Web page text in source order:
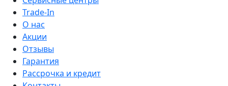
Trade-In
О нас
Акции
Отзывы
Гарантия
Рассрочка и кредит